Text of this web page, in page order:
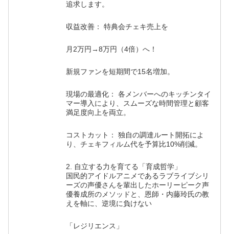
追求します。
収益改善： 特典会チェキ売上を
月2万円→8万円（4倍）へ！
新規ファンを短期間で15名増加。
現場の最適化： 各メンバーへのキッチンタイ
マー導入により、スムーズな時間管理と顧客
満足度向上を両立。
コストカット： 独自の調達ルート開拓によ
り、チェキフィルム代を予算比10%削減。
2. 自立する力を育てる「育成哲学」
国民的アイドルアニメであるラブライブシリ
ーズの声優さんを輩出したホーリーピーク声
優養成所のメソッドと、恩師・内藤玲氏の教
えを軸に、逆境に負けない
「レジリエンス」